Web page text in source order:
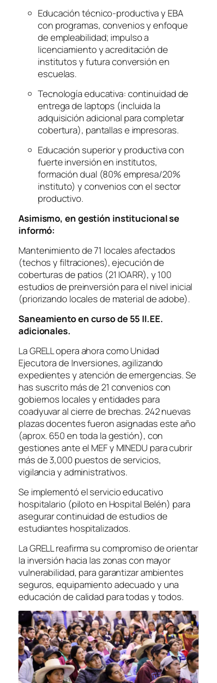
Educación técnico-productiva y EBA
con programas, convenios y enfoque
de empleabilidad; impulso a
licenciamiento y acreditación de
institutos y futura conversión en
escuelas.
Tecnología educativa: continuidad de
entrega de laptops (incluida la
adquisición adicional para completar
cobertura), pantallas e impresoras.
Educación superior y productiva con
fuerte inversión en institutos,
formación dual (80% empresa/20%
instituto) y convenios con el sector
productivo.
Asimismo, en gestión institucional se
informó:
Mantenimiento de 71 locales afectados
(techos y filtraciones), ejecución de
coberturas de patios (21 IOARR), y 100
estudios de preinversión para el nivel inicial
(priorizando locales de material de adobe).
Saneamiento en curso de 55 II.EE.
adicionales.
La GRELL opera ahora como Unidad
Ejecutora de Inversiones, agilizando
expedientes y atención de emergencias. Se
has suscrito más de 21 convenios con
gobiernos locales y entidades para
coadyuvar al cierre de brechas. 242 nuevas
plazas docentes fueron asignadas este año
(aprox. 650 en toda la gestión), con
gestiones ante el MEF y MINEDU para cubrir
más de 3,000 puestos de servicios,
vigilancia y administrativos.
Se implementó el servicio educativo
hospitalario (piloto en Hospital Belén) para
asegurar continuidad de estudios de
estudiantes hospitalizados.
La GRELL reafirma su compromiso de orientar
la inversión hacia las zonas con mayor
vulnerabilidad, para garantizar ambientes
seguros, equipamiento adecuado y una
educación de calidad para todas y todos.